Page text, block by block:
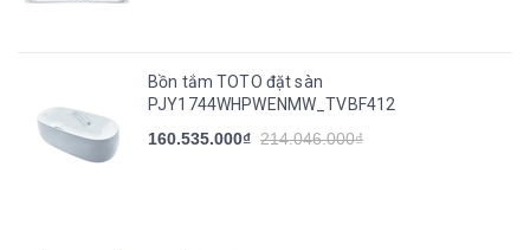
Bồn tắm TOTO đặt sàn
PJY1744WHPWENMW_TVBF412
160.535.000₫ 214.046.000₫